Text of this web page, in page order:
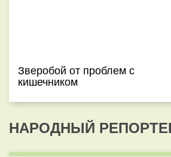
Зверобой от проблем с
кишечником
НАРОДНЫЙ